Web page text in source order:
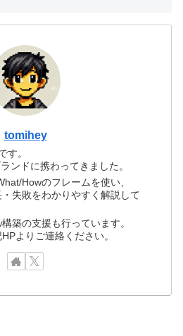
tomihey
す。
ンドに携わってきました。
Howのフレームを使い、
失敗をわかりやすく解説して
築の支援も行っています。
よりご連絡ください。